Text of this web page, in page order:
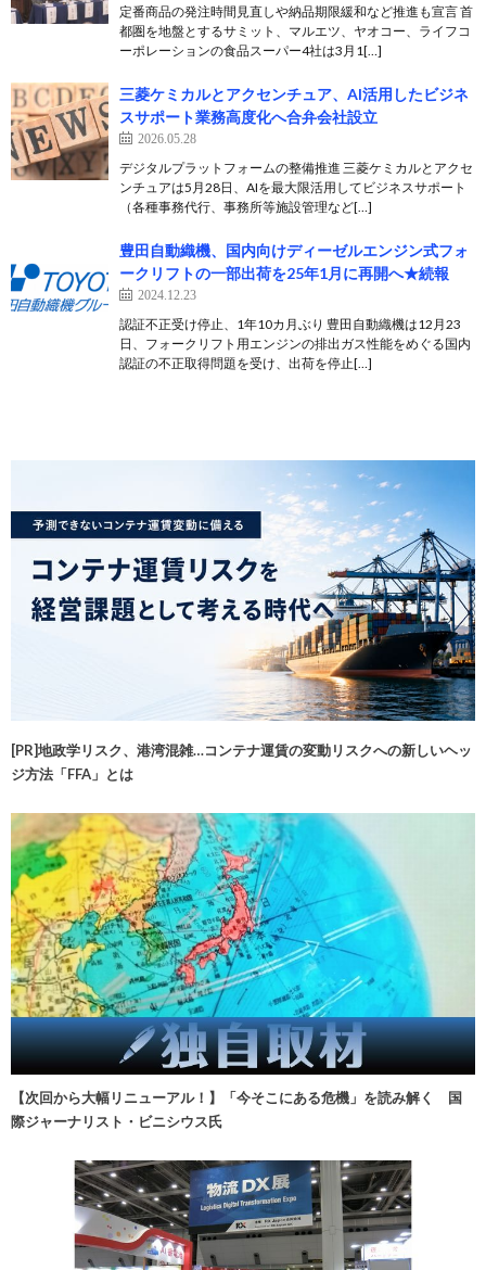
定番商品の発注時間見直しや納品期限緩和など推進も宣言 首
都圏を地盤とするサミット、マルエツ、ヤオコー、ライフコ
ーポレーションの食品スーパー4社は3月1[…]
三菱ケミカルとアクセンチュア、AI活用したビジネ
スサポート業務高度化へ合弁会社設立
2026.05.28
デジタルプラットフォームの整備推進 三菱ケミカルとアクセ
ンチュアは5月28日、AIを最大限活用してビジネスサポート
（各種事務代行、事務所等施設管理など[…]
豊田自動織機、国内向けディーゼルエンジン式フォ
ークリフトの一部出荷を25年1月に再開へ★続報
2024.12.23
認証不正受け停止、1年10カ月ぶり 豊田自動織機は12月23
日、フォークリフト用エンジンの排出ガス性能をめぐる国内
認証の不正取得問題を受け、出荷を停止[…]
[PR]地政学リスク、港湾混雑…コンテナ運賃の変動リスクへの新しいヘッ
ジ方法「FFA」とは
【次回から大幅リニューアル！】「今そこにある危機」を読み解く 国
際ジャーナリスト・ビニシウス氏